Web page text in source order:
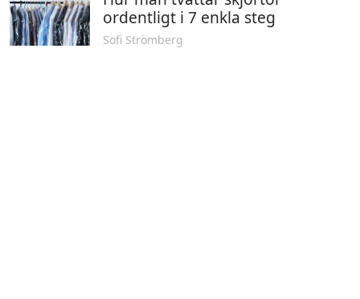
ordentligt i 7 enkla steg
Sofi Strömberg